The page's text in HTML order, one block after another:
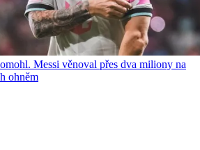
Messi věnoval přes dva miliony na
ohněm